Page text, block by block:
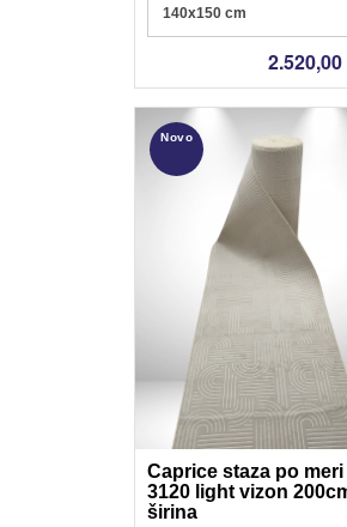
140x150 cm
2.520,00
Novo
Caprice staza po meri
3120 light vizon
širina